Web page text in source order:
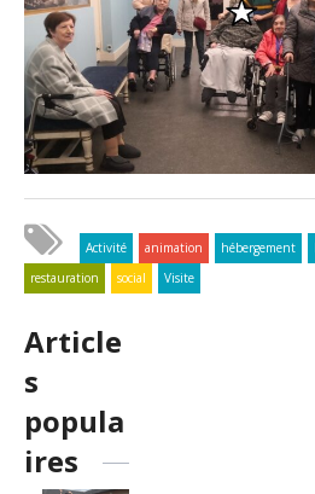
Activité animation hébergement
restauration
social Visite
Article
s
popula
ires